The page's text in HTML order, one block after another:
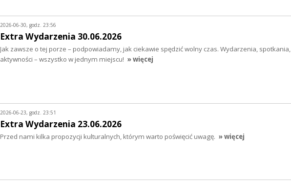
2026-06-30, godz. 23:56
Extra Wydarzenia 30.06.2026
Jak zawsze o tej porze – podpowiadamy, jak ciekawie spędzić wolny czas. Wydarzenia, spotkania,
aktywności – wszystko w jednym miejscu! » więcej
2026-06-23, godz. 23:51
Extra Wydarzenia 23.06.2026
Przed nami kilka propozycji kulturalnych, którym warto poświęcić uwagę. » więcej